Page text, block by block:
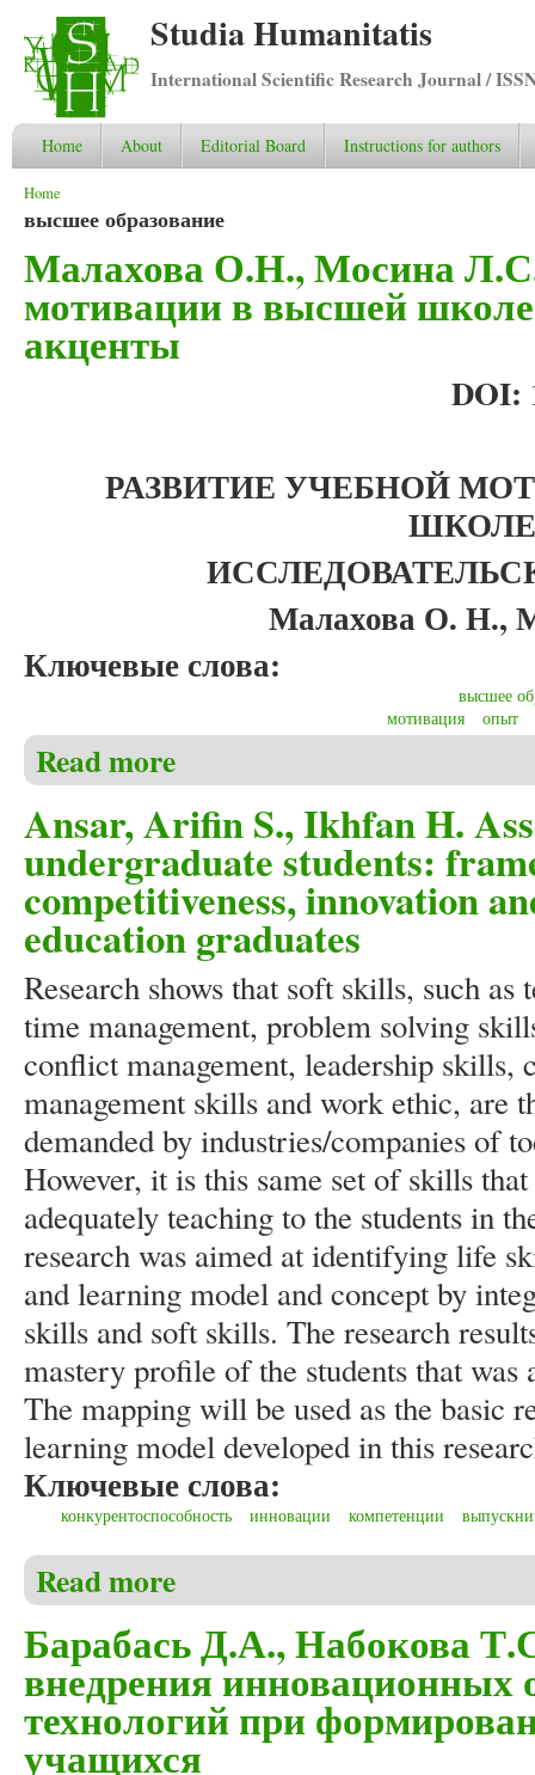
Studia Humanitatis
International Scientific Research Journal /
Home About Editorial Board Instructions for authors
You are here
Home
высшее образование
Малахова О.Н., Мосина Л.С.
мотивации в высшей
акценты
DOI:
РАЗВИТИЕ УЧЕБНОЙ
Малахова О. Н.,
Ключевые слова:
высшее
мотивация
опыт
Read more
Ansar, Arifin S., Ikhfan H.
undergraduate students:
competitiveness, innovation
education graduates
Research shows that soft skills, such
time management, problem solving
conflict management, leadership skills,
management skills and work ethic, are
demanded by industries/companies of
However, it is this same set of skills
adequately teaching to the students in
research was aimed at identifying life
and learning model and concept by
skills and soft skills. The research
mastery profile of the students that
The mapping will be used as the basic
learning model developed in this
Ключевые слова:
конкурентоспособность инновации компетенции
Read more
Барабась Д.А., Набокова
внедрения инновационных
технологий при
учащихся